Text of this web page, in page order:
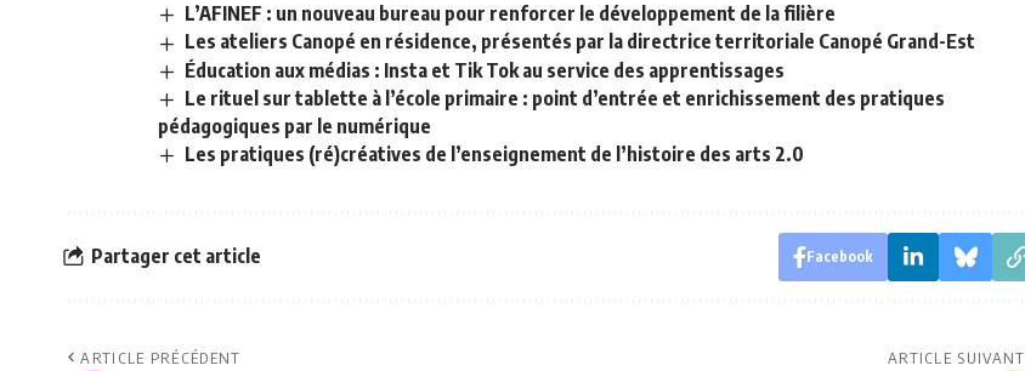
L’AFINEF : un nouveau bureau pour renforcer le développement de la filière
Les ateliers Canopé en résidence, présentés par la directrice territoriale Canopé Grand-Est
Éducation aux médias : Insta et Tik Tok au service des apprentissages
Le rituel sur tablette à l’école primaire : point d’entrée et enrichissement des pratiques
pédagogiques par le numérique
Les pratiques (ré)créatives de l’enseignement de l’histoire des arts 2.0
Partager cet article Facebook
ARTICLE PRÉCÉDENT ARTICLE SUIVANT